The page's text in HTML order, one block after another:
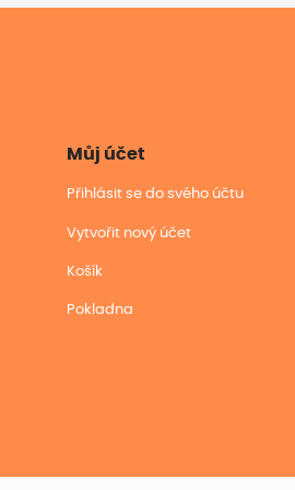
Můj účet
Přihlásit se do svého účtu
Vytvořit nový účet
Košík
Pokladna